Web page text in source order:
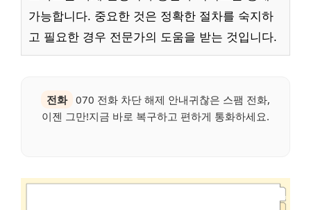
가능합니다. 중요한 것은 정확한 절차를 숙지하
고 필요한 경우 전문가의 도움을 받는 것입니다.
전화 070 전화 차단 해제 안내귀찮은 스팸 전화,
이젠 그만!지금 바로 복구하고 편하게 통화하세요.